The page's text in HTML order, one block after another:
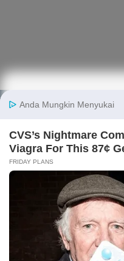
Finansial
Makro
Keuangan
Bursa
Korporasi